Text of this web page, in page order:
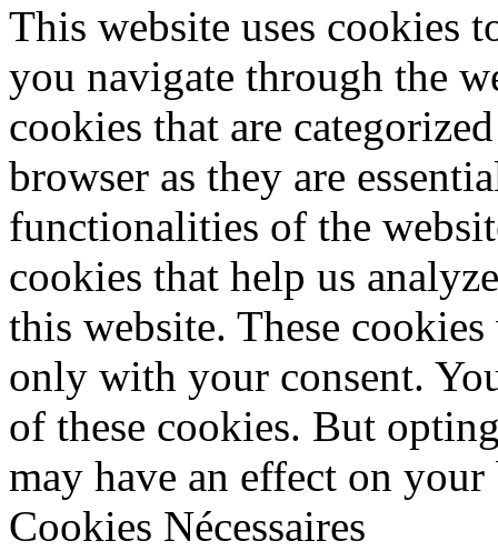
This website uses cookies
you navigate through the
cookies that are
browser as they are
functionalities of the
cookies that help us
this website. These
only with your consent.
of these cookies. But
may have an effect on
Cookies Nécessaires